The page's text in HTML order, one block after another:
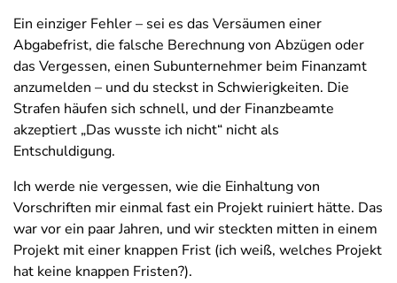
Ein einziger Fehler – sei es das Versäumen einer
Abgabefrist, die falsche Berechnung von Abzügen oder
das Vergessen, einen Subunternehmer beim Finanzamt
anzumelden – und du steckst in Schwierigkeiten. Die
Strafen häufen sich schnell, und der Finanzbeamte
akzeptiert „Das wusste ich nicht“ nicht als
Entschuldigung.
Ich werde nie vergessen, wie die Einhaltung von
Vorschriften mir einmal fast ein Projekt ruiniert hätte. Das
war vor ein paar Jahren, und wir steckten mitten in einem
Projekt mit einer knappen Frist (ich weiß, welches Projekt
hat keine knappen Fristen?).